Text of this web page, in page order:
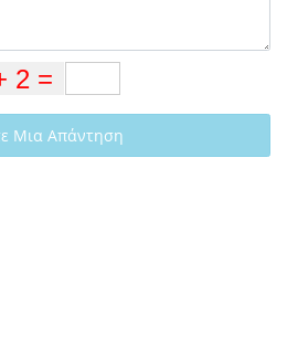
Μια Απάντηση